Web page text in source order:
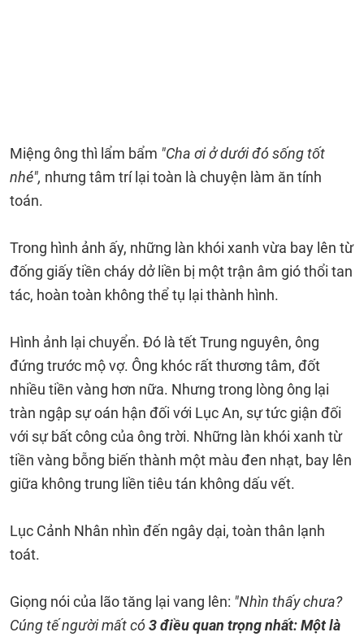
Miệng ông thì lẩm bẩm "Cha ơi ở dưới đó sống tốt
nhé", nhưng tâm trí lại toàn là chuyện làm ăn tính
toán.
Trong hình ảnh ấy, những làn khói xanh vừa bay lên từ
đống giấy tiền cháy dở liền bị một trận âm gió thổi tan
tác, hoàn toàn không thể tụ lại thành hình.
Hình ảnh lại chuyển. Đó là tết Trung nguyên, ông
đứng trước mộ vợ. Ông khóc rất thương tâm, đốt
nhiều tiền vàng hơn nữa. Nhưng trong lòng ông lại
tràn ngập sự oán hận đối với Lục An, sự tức giận đối
với sự bất công của ông trời. Những làn khói xanh từ
tiền vàng bỗng biến thành một màu đen nhạt, bay lên
giữa không trung liền tiêu tán không dấu vết.
Lục Cảnh Nhân nhìn đến ngây dại, toàn thân lạnh
toát.
Giọng nói của lão tăng lại vang lên: "Nhìn thấy chưa?
Cúng tế người mất có3 điều quan trọng nhất: Một là